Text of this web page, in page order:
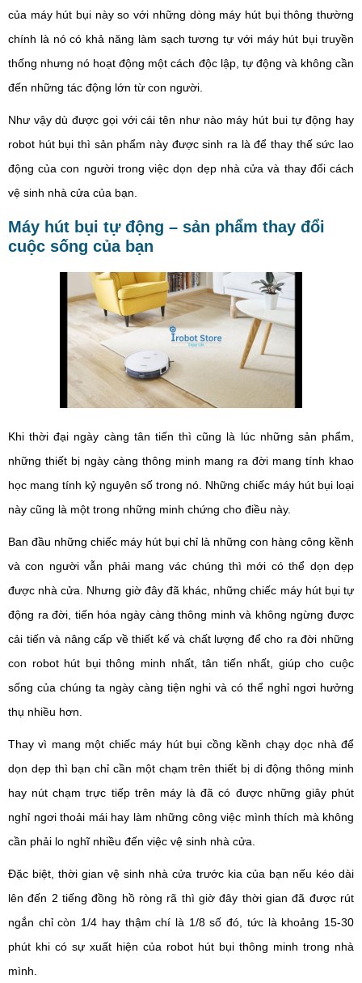
của máy hút bụi này so với những dòng máy hút bụi thông thường
chính là nó có khả năng làm sạch tương tự với máy hút bụi truyền
thống nhưng nó hoạt động một cách độc lập, tự động và không cần
đến những tác động lớn từ con người.
Như vậy dù được gọi với cái tên như nào máy hút bui tự động hay
robot hút bụi thì sản phẩm này được sinh ra là để thay thế sức lao
động của con người trong việc dọn dẹp nhà cửa và thay đổi cách
vệ sinh nhà cửa của bạn.
Máy hút bụi tự động – sản phẩm thay đổi
cuộc sống của bạn
Khi thời đại ngày càng tân tiến thì cũng là lúc những sản phẩm,
những thiết bị ngày càng thông minh mang ra đời mang tính khao
học mang tính kỷ nguyên số trong nó. Những chiếc máy hút bụi loại
này cũng là một trong những minh chứng cho điều này.
Ban đầu những chiếc máy hút bụi chỉ là những con hàng công kềnh
và con người vẫn phải mang vác chúng thì mới có thể dọn dẹp
được nhà cửa. Nhưng giờ đây đã khác, những chiếc máy hút bụi tự
động ra đời, tiến hóa ngày càng thông minh và không ngừng được
cải tiến và nâng cấp về thiết kế và chất lượng để cho ra đời những
con robot hút bụi thông minh nhất, tân tiến nhất, giúp cho cuộc
sống của chúng ta ngày càng tiện nghi và có thể nghỉ ngơi hưởng
thụ nhiều hơn.
Thay vì mang một chiếc máy hút bụi cồng kềnh chạy dọc nhà để
dọn dẹp thì bạn chỉ cần một chạm trên thiết bị di động thông minh
hay nút chạm trực tiếp trên máy là đã có được những giây phút
nghỉ ngơi thoải mái hay làm những công việc mình thích mà không
cần phải lo nghĩ nhiều đến việc vệ sinh nhà cửa.
Đặc biệt, thời gian vệ sinh nhà cửa trước kia của bạn nếu kéo dài
lên đến 2 tiếng đồng hồ ròng rã thì giờ đây thời gian đã được rút
ngắn chỉ còn 1/4 hay thậm chí là 1/8 số đó, tức là khoảng 15-30
phút khi có sự xuất hiện của robot hút bụi thông minh trong nhà
mình.